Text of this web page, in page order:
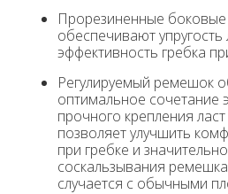
Прорезиненные боковые
обеспечивают
эффективность гребка
Регулируемый ремешок
оптимальное сочетание
прочного крепления
позволяет улучшить
при гребке и
соскальзывания
случается с обычными